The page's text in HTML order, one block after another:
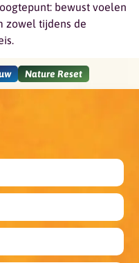
bewust voelen
zowel tijdens de
Nature Reset